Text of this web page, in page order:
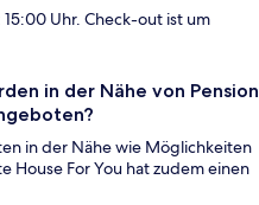
Uhr. Check-out ist um
in der Nähe von Pension
in der Nähe wie Möglichkeiten
House For You hat zudem einen